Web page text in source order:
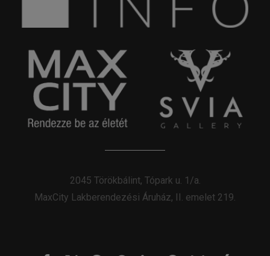
2045 Törökbálint, Tópark u. 1/a.
MaxCity Lakberendezési Áruház, II. emelet 219.